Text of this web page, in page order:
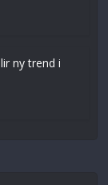
ny trend i